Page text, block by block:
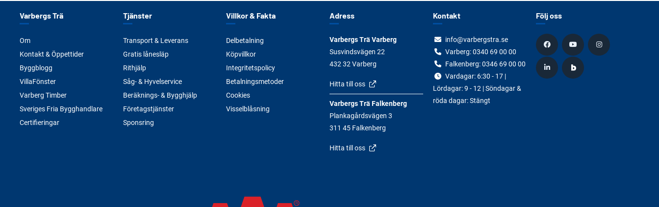
Varbergs Trä
Om
Kontakt & Öppettider
Byggblogg
VillaFönster
Varberg Timber
Sveriges Fria Bygghandlare
Certifieringar
Tjänster
Transport & Leverans
Gratis lånesläp
Rithjälp
Såg- & Hyvelservice
Beräknings- & Bygghjälp
Företagstjänster
Sponsring
Villkor & Fakta
Delbetalning
Köpvillkor
Integritetspolicy
Betalningsmetoder
Cookies
Visselblåsning
Adress
Varbergs Trä Varberg
Susvindsvägen 22
432 32 Varberg
Hitta till oss
Varbergs Trä Falkenberg
Plankagårdsvägen 3
311 45 Falkenberg
Hitta till oss
Kontakt
info@varbergstra.se
Varberg:0340 69 00 00
Falkenberg:0346 69 00 00
Vardagar: 6:30 - 17 |
Lördagar: 9 - 12 | Söndagar &
röda dagar: Stängt
Följ oss